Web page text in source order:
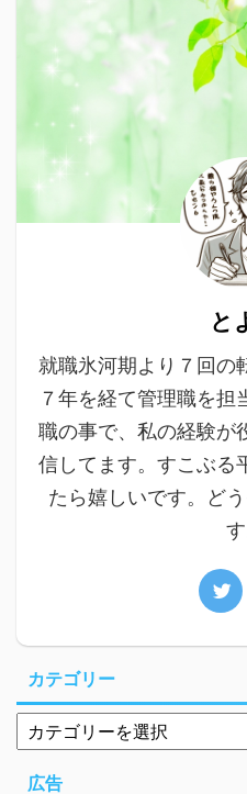
と
就職氷河期より７回の
７年を経て管理職を担
職の事で、私の経験が
信してます。すこぶる
たら嬉しいです。ど
す
カテゴリー
広告